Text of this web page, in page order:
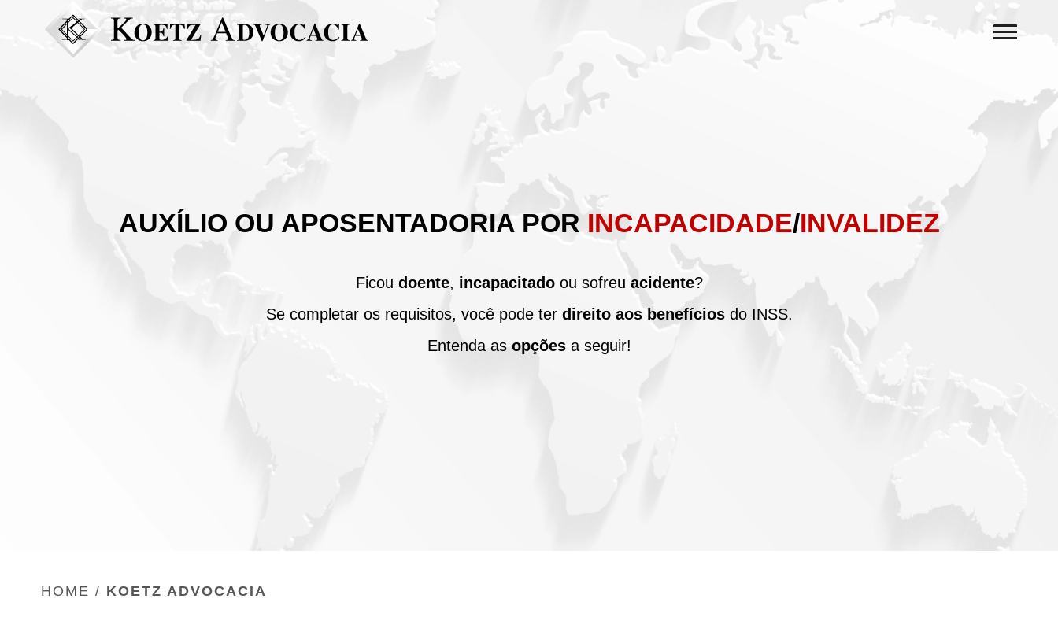
AUXÍLIO OU APOSENTADORIA POR INCAPACIDADE/INVALIDEZ
Ficou doente, incapacitadoou sofreu acidente?
Se completar os requisitos, você pode ter direito aos benefíciosdo INSS.
Entenda as opçõesa seguir!
HOME / KOETZ ADVOCACIA